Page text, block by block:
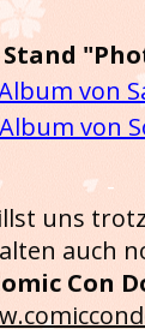
Stand
von
Album von
-
uns
auch
Con